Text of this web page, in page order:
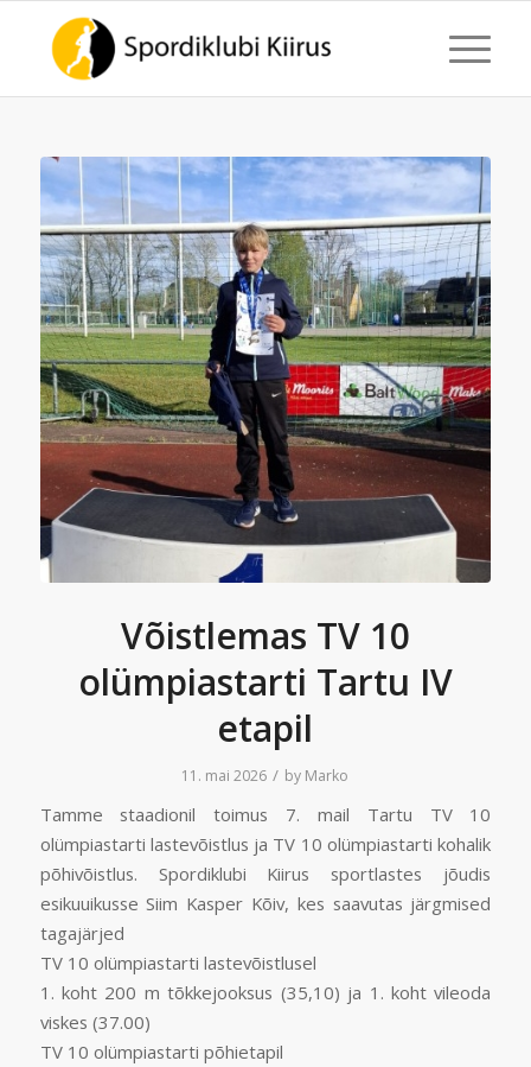
Võistlemas TV 10
olümpiastarti Tartu IV
etapil
11. mai 2026 / by Marko
Tamme staadionil toimus 7. mail Tartu TV 10
olümpiastarti lastevõistlus ja TV 10 olümpiastarti kohalik
põhivõistlus. Spordiklubi Kiirus sportlastes jõudis
esikuuikusse Siim Kasper Kõiv, kes saavutas järgmised
tagajärjed
TV 10 olümpiastarti lastevõistlusel
1. koht 200 m tõkkejooksus (35,10) ja 1. koht vileoda
viskes (37.00)
TV 10 olümpiastarti põhietapil